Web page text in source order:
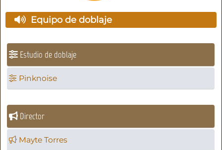
Equipo de doblaje
Estudio de doblaje
Pinknoise
Director
Mayte Torres